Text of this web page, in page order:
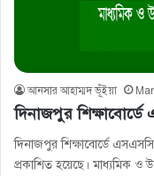
আনসার আহাম্মদ ভূঁইয়া
দিনাজপুর
দিনাজপুর শিক্ষাবোর্ডে
প্রকাশিত হয়েছে। মাধ্যমিক ও